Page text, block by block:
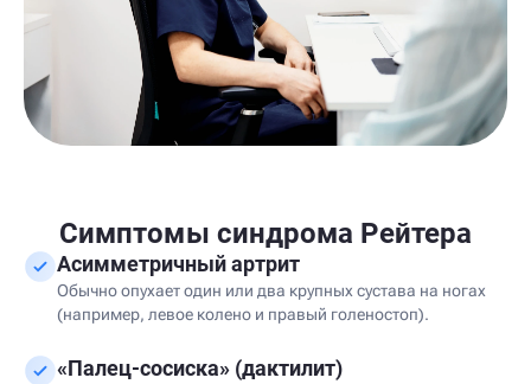
Симптомы синдрома Рейтера
Асимметричный артрит
Обычно опухает один или два крупных сустава на ногах
(например, левое колено и правый голеностоп).
«Палец-сосиска» (дактилит)